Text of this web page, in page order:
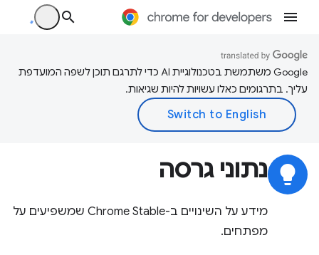
‫Google משתמשת בטכנולוגיית AI כדי לתרגם תוכן לשפה המועדפת
עליך. בתרגומים כאלו עשויות להיות שגיאות.
lightbulb נתוני גרסה
מידע על השינויים ב-Chrome Stable שמשפיעים על
מפתחים.